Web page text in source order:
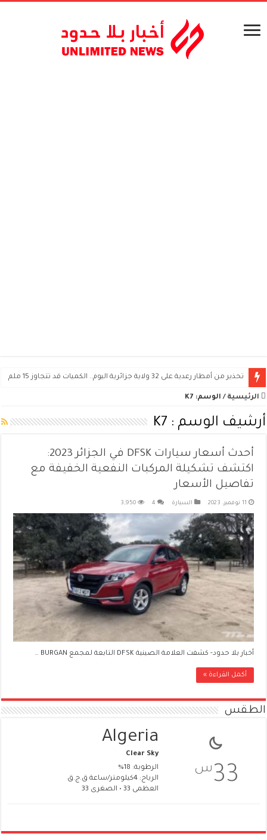
تحذير من أمطار رعدية على 32 ولاية جزائرية اليوم.. الكميات قد تتجاوز 15 ملم
الرئيسية / الوسم: K7
أرشيف الوسم : K7
أحدث أسعار سيارات DFSK في الجزائر 2023:
اكتشف تشكيلة المركبات النفعية الخفيفة مع
تفاصيل الأسعار
11 نوفمبر، 2023 السيارة 4
3,950
أخبار بلا حدود- كشفت العلامة الصينية DFSK التابعة لمجمع BURGAN …
أكمل القراءة »
الطقس
33 س
Algeria
Clear Sky
الرطوبة: 18%
الرياح: 4كيلومتر/ساعة ق.ج.ق
العظمى 33 • الصغرى 33